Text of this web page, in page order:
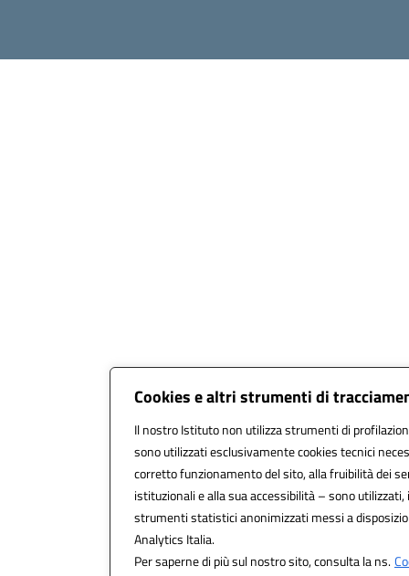
Cookies e altri strumenti di
Il nostro Istituto non utilizza strumenti di
sono utilizzati esclusivamente cookies tecnici
corretto funzionamento del sito, alla fruibilità dei
istituzionali e alla sua accessibilità – sono
strumenti statistici anonimizzati messi a
Analytics Italia.
Per saperne di più sul nostro sito, consulta la ns.